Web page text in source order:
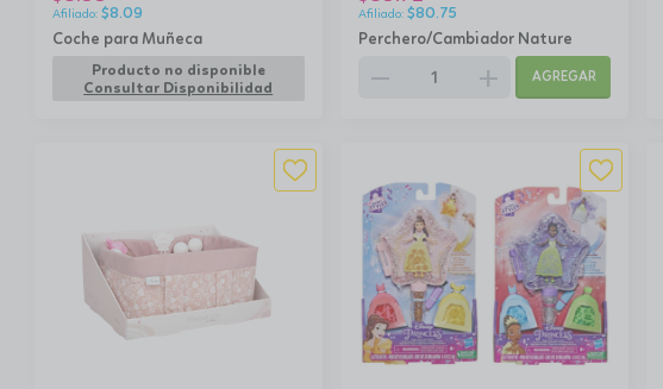
Coche para Muñeca
$8.09
Producto no disponible
Consultar Disponibilidad
Perchero/Cambiador Nature
$80.75
remove add AGREGAR